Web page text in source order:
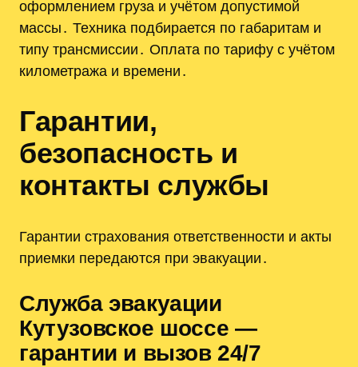
оформлением груза и учётом допустимой
массы․ Техника подбирается по габаритам и
типу трансмиссии․ Оплата по тарифу с учётом
километража и времени․
Гарантии‚
безопасность и
контакты службы
Гарантии страхования ответственности и акты
приемки передаются при эвакуации․
Служба эвакуации
Кутузовское шоссе —
гарантии и вызов 24/7